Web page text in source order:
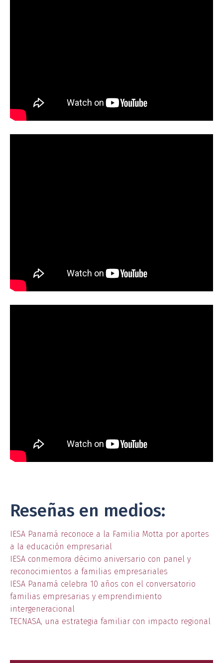
Reseñas en medios:
IESA Panamá reconoce a la Familia Motta por aportes
a la educación empresarial
IESA conmemora décimo aniversario con panel y
reconocimientos a familias empresariales
IESA Panamá celebra 10 años con el conversatorio
familias empresarias y emprendimiento
intergeneracional
TECNASA, una estrategia familiar con impacto regional